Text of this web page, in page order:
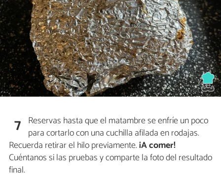
7 Reservas hasta que el matambre se enfríe un poco
para cortarlo con una cuchilla afilada en rodajas.
Recuerda retirar el hilo previamente.¡A comer!
Cuéntanos si las pruebas y comparte la foto del resultado
final.